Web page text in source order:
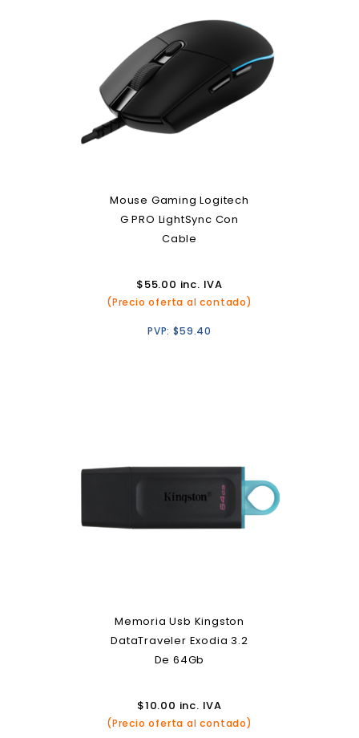
Mouse Gaming Logitech
G PRO LightSync Con
Cable
$55.00 inc. IVA
(Precio oferta al contado)
PVP:$59.40
Memoria Usb Kingston
DataTraveler Exodia 3.2
De 64Gb
$10.00 inc. IVA
(Precio oferta al contado)